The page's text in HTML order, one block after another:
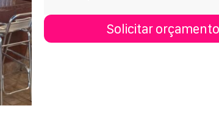
Solicitar